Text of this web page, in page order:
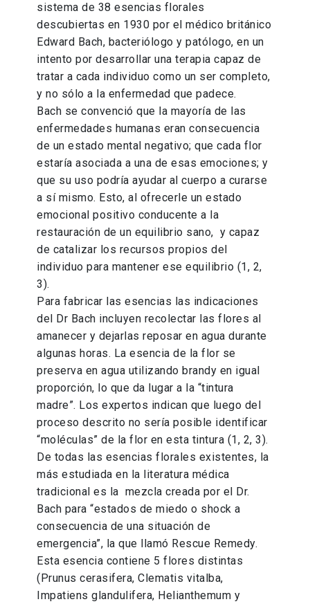
sistema de 38 esencias florales
descubiertas en 1930 por el médico británico
Edward Bach, bacteriólogo y patólogo, en un
intento por desarrollar una terapia capaz de
tratar a cada individuo como un ser completo,
y no sólo a la enfermedad que padece.
Bach se convenció que la mayoría de las
enfermedades humanas eran consecuencia
de un estado mental negativo; que cada flor
estaría asociada a una de esas emociones; y
que su uso podría ayudar al cuerpo a curarse
a sí mismo. Esto, al ofrecerle un estado
emocional positivo conducente a la
restauración de un equilibrio sano, y capaz
de catalizar los recursos propios del
individuo para mantener ese equilibrio (1, 2,
3).
Para fabricar las esencias las indicaciones
del Dr Bach incluyen recolectar las flores al
amanecer y dejarlas reposar en agua durante
algunas horas. La esencia de la flor se
preserva en agua utilizando brandy en igual
proporción, lo que da lugar a la “tintura
madre”. Los expertos indican que luego del
proceso descrito no sería posible identificar
“moléculas” de la flor en esta tintura (1, 2, 3).
De todas las esencias florales existentes, la
más estudiada en la literatura médica
tradicional es la mezcla creada por el Dr.
Bach para “estados de miedo o shock a
consecuencia de una situación de
emergencia”, la que llamó Rescue Remedy.
Esta esencia contiene 5 flores distintas
(Prunus cerasifera, Clematis vitalba,
Impatiens glandulifera, Helianthemum y